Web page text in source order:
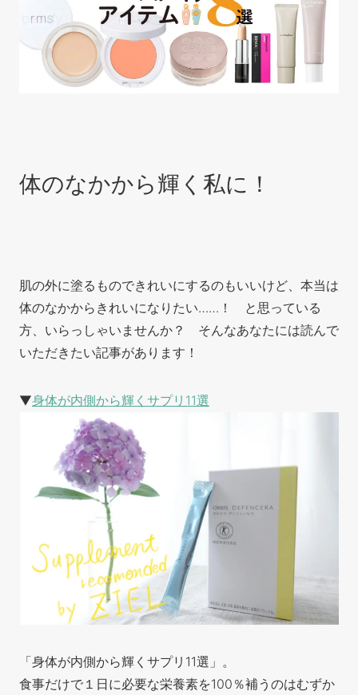
体のなかから輝く私に！
肌の外に塗るものできれいにするのもいいけど、本当は
体のなかからきれいになりたい……！ と思っている
方、いらっしゃいませんか？ そんなあなたには読んで
いただきたい記事があります！
▼身体が内側から輝くサプリ11選
「身体が内側から輝くサプリ11選」。
食事だけで１日に必要な栄養素を100％補うのはむずか